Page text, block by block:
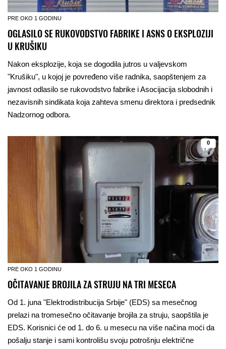
PRE OKO 1 GODINU
OGLASILO SE RUKOVODSTVO FABRIKE I ASNS O EKSPLOZIJI
U KRUŠIKU
Nakon eksplozije, koja se dogodila jutros u valjevskom
"Krušiku", u kojoj je povređeno više radnika, saopštenjem za
javnost odlasilo se rukovodstvo fabrike i Asocijacija slobodnih i
nezavisnih sindikata koja zahteva smenu direktora i predsednik
Nadzornog odbora.
0
PRE OKO 1 GODINU
OČITAVANJE BROJILA ZA STRUJU NA TRI MESECA
Od 1. juna "Elektrodistribucija Srbije" (EDS) sa mesečnog
prelazi na tromesečno očitavanje brojila za struju, saopštila je
EDS. Korisnici će od 1. do 6. u mesecu na više načina moći da
pošalju stanje i sami kontrolišu svoju potrošnju električne